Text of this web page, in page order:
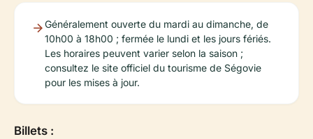
Généralement ouverte du mardi au dimanche, de
10h00 à 18h00 ; fermée le lundi et les jours fériés.
Les horaires peuvent varier selon la saison ;
consultez le site officiel du tourisme de Ségovie
pour les mises à jour.
Billets :